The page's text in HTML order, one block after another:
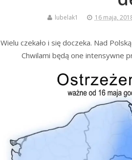
lubelak1 16 maja,
Wielu czekało i się doczeka. Nad
Chwilami będą one intensywne